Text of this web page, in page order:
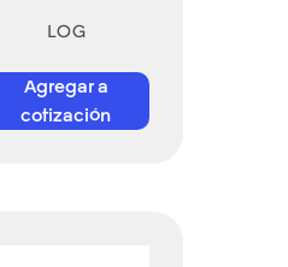
LOG
Agregar a
cotización